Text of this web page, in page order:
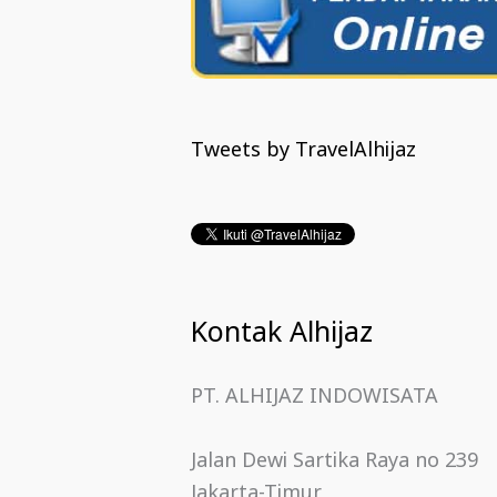
Tweets by TravelAlhijaz
Kontak Alhijaz
PT. ALHIJAZ INDOWISATA
Jalan Dewi Sartika Raya no 239